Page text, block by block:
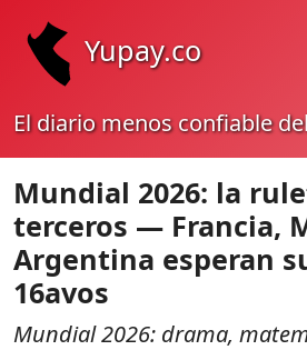
Yupay.co
El diario menos confiable
Mundial 2026: la
terceros — Francia,
Argentina esperan
16avos
Mundial 2026: drama,